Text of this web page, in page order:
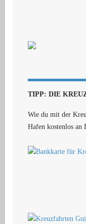
TIPP: DIE
Wie du mit der
Hafen kostenlos an